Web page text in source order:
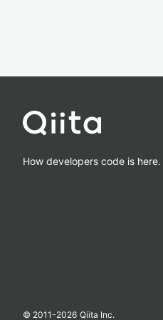
How developers code is here.
© 2011-2026 Qiita Inc.